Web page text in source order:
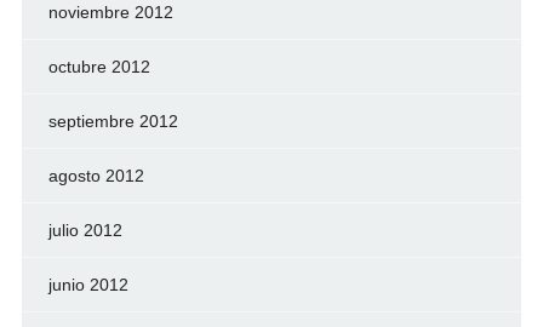
noviembre 2012
octubre 2012
septiembre 2012
agosto 2012
julio 2012
junio 2012